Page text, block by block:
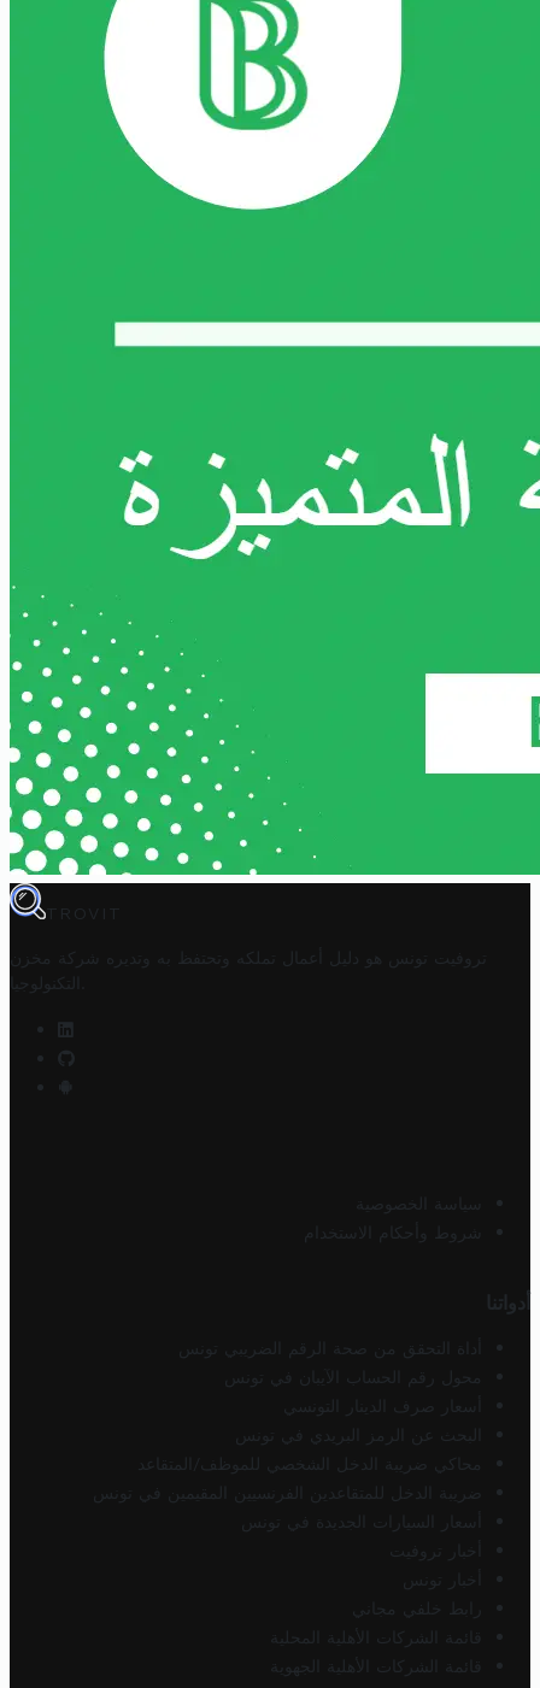
TROVIT
تروفيت تونس هو دليل أعمال تملكه وتحتفظ به وتديره
شركة مخزن
التكنولوجيا
سياسة الخصوصية
شروط وأحكام الاستخدام
أدواتنا
أداة التحقق من صحة الرقم الضريبي تونس
محول رقم الحساب الآيبان في تونس
أسعار صرف الدينار التونسي
البحث عن الرمز البريدي في تونس
محاكي ضريبة الدخل الشخصي للموظف/المتقاعد
ضريبة الدخل للمتقاعدين الفرنسيين المقيمين في تونس
أسعار السيارات الجديدة في تونس
أخبار تروفيت
أخبار تونس
رابط خلفي مجاني
قائمة الشركات الأهلية المحلية
قائمة الشركات الأهلية الجهوية